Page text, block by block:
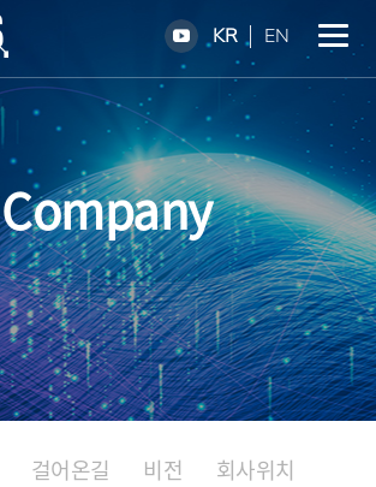
KR EN
Company
걸어온길 비전 회사위치